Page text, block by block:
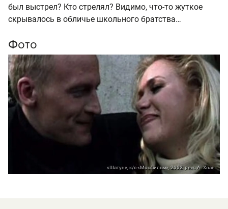
был выстрел? Кто стрелял? Видимо, что-то жуткое
скрывалось в обличье школьного братства…
Фото
«Шатун», к/с «Мосфильм», 2002, реж. А. Хван